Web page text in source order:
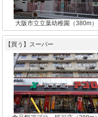
大阪市立立葉幼稚園（380m）
【買う】スーパー